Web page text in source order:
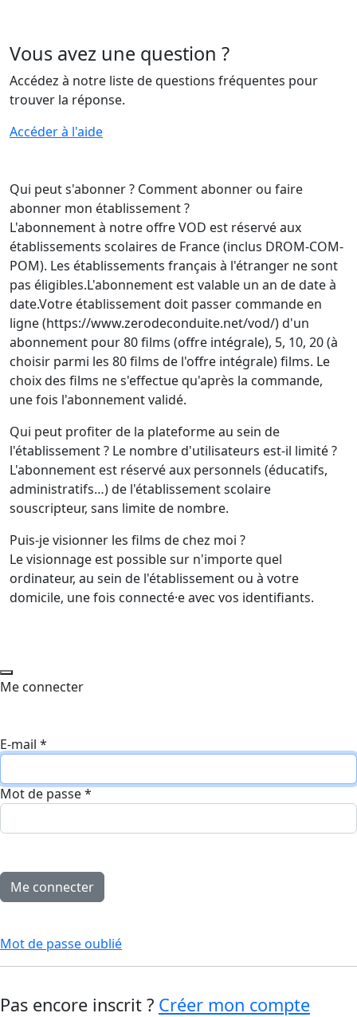
Vous avez une question ?
Accédez à notre liste de questions fréquentes pour
trouver la réponse.
Accéder à l'aide
Qui peut s'abonner ? Comment abonner ou faire
abonner mon établissement ?
L'abonnement à notre offre VOD est réservé aux
établissements scolaires de France (inclus DROM-COM-
POM). Les établissements français à l'étranger ne sont
pas éligibles.L'abonnement est valable un an de date à
date.Votre établissement doit passer commande en
ligne (https://www.zerodeconduite.net/vod/) d'un
abonnement pour 80 films (offre intégrale), 5, 10, 20 (à
choisir parmi les 80 films de l'offre intégrale) films. Le
choix des films ne s'effectue qu'après la commande,
une fois l'abonnement validé.
Qui peut profiter de la plateforme au sein de
l'établissement ? Le nombre d'utilisateurs est-il limité ?
L'abonnement est réservé aux personnels (éducatifs,
administratifs…) de l'établissement scolaire
souscripteur, sans limite de nombre.
Puis-je visionner les films de chez moi ?
Le visionnage est possible sur n'importe quel
ordinateur, au sein de l'établissement ou à votre
domicile, une fois connecté·e avec vos identifiants.
Me connecter
E-mail *
Mot de passe*
Mot de passe oublié
Pas encore inscrit ? Créer mon compte